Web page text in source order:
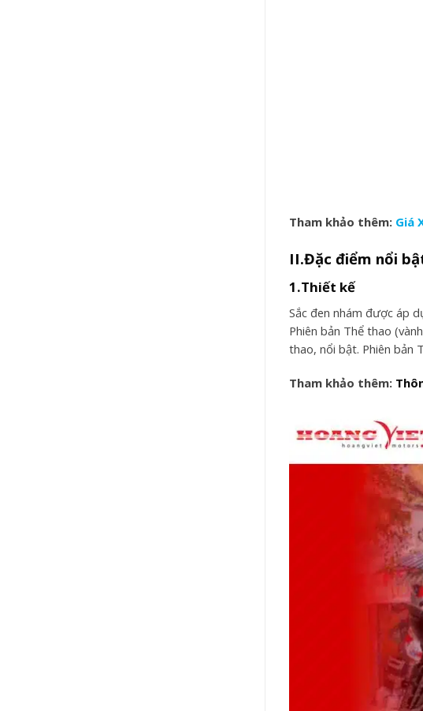
Tham khảo thêm: Giá
II.Đặc điểm nổi
1.Thiết kế
Sắc đen nhám được áp
Phiên bản Thể thao
thao, nổi bật. Phiên bản
Tham khảo thêm: